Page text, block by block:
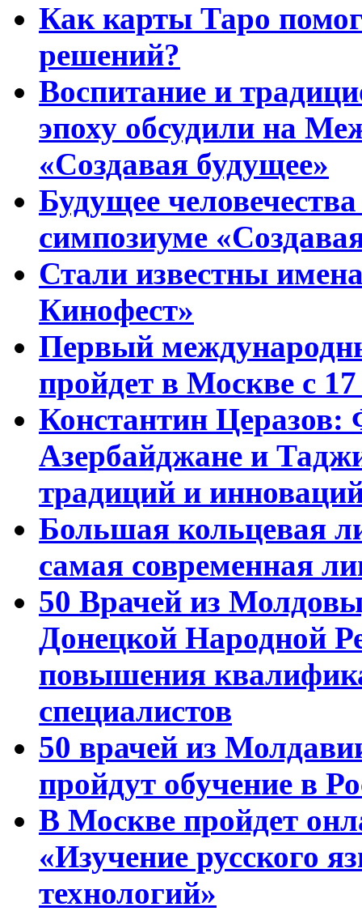
Как карты Таро
решений?
Воспитание и
эпоху обсудили на
«Создавая будущее»
Будущее
симпозиуме
Стали известны
Кинофест»
Первый
пройдет в Москве с
Константин Церазов:
Азербайджане и
традиций и
Большая кольцевая
самая современная
50 Врачей из
Донецкой Народной
повышения
специалистов
50 врачей из
пройдут обучение в
В Москве пройдет
«Изучение русского
технологий»